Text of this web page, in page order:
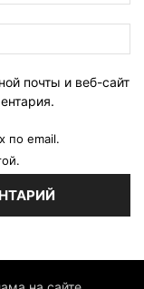
почты и веб-сайт
по email.